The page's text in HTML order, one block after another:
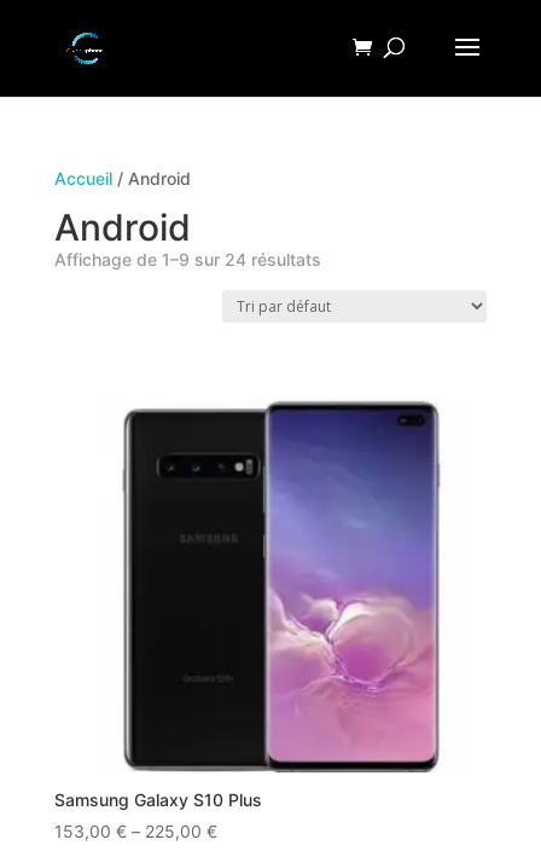
Accueil/ Android
Android
Affichage de 1–9 sur 24 résultats
Samsung Galaxy S10 Plus
153,00 €– 225,00 €